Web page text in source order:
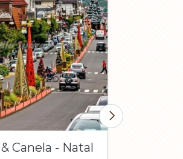
Canela - Natal